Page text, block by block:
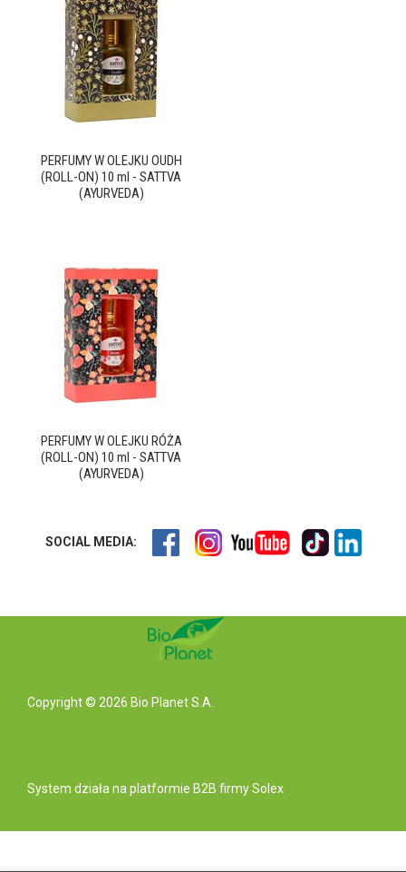
PERFUMY W OLEJKU OUDH
(ROLL-ON) 10 ml - SATTVA
(AYURVEDA)
PERFUMY W OLEJKU RÓŻA
(ROLL-ON) 10 ml - SATTVA
(AYURVEDA)
SOCIAL MEDIA:
Copyright © 2026 Bio Planet S.A.
System działa na platformie B2B firmy Solex